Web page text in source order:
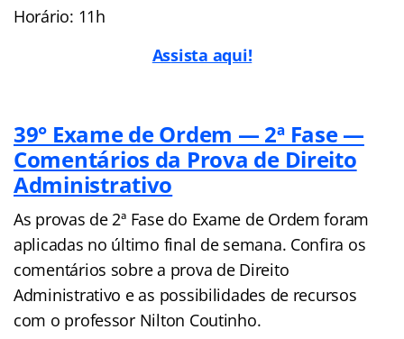
Horário: 11h
Assista aqui!
39° Exame de Ordem — 2ª Fase —
Comentários da Prova de Direito
Administrativo
As provas de 2ª Fase do Exame de Ordem foram
aplicadas no último final de semana. Confira os
comentários sobre a prova de Direito
Administrativo e as possibilidades de recursos
com o professor Nilton Coutinho.